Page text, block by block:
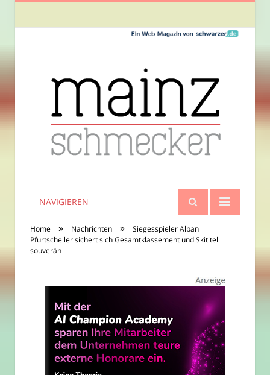
NAVIGIEREN
Home » Nachrichten »
Siegesspieler Alban
Pfurtscheller sichert sich Gesamtklassement und Skititel
souverän